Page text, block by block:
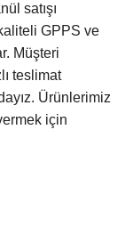
satışı
GPPS ve
Müşteri
teslimat
Ürünlerimiz
için